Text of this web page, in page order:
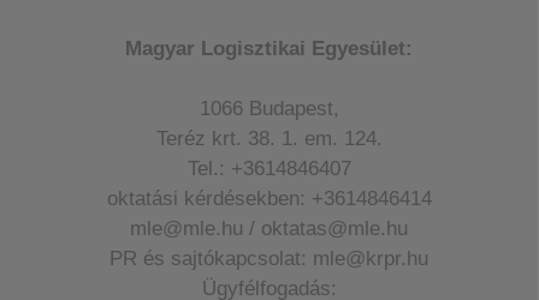
Magyar Logisztikai Egyesület:
1066 Budapest,
Teréz krt. 38. 1. em. 124.
Tel.: +3614846407
oktatási kérdésekben: +3614846414
mle@mle.hu / oktatas@mle.hu
PR és sajtókapcsolat: mle@krpr.hu
Ügyfélfogadás: